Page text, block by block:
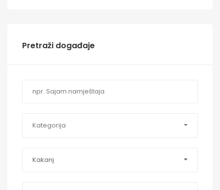
Pretraži događaje
Kategorija
Kakanj